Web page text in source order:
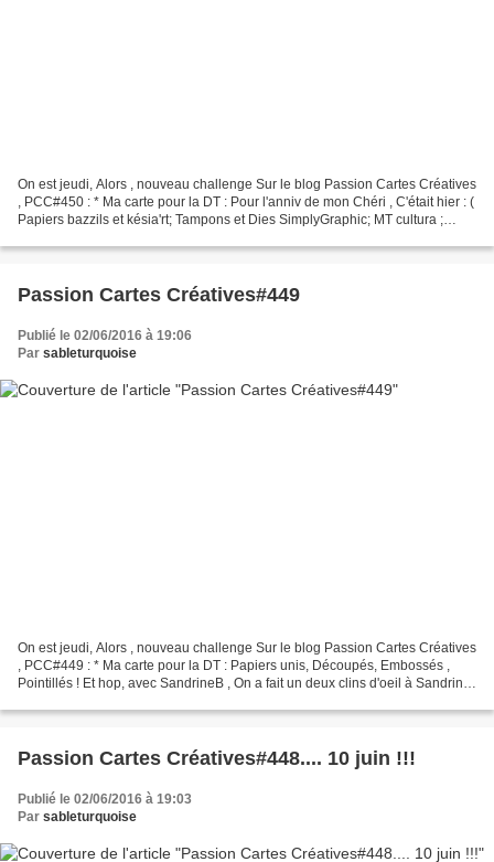
On est jeudi, Alors , nouveau challenge Sur le blog Passion Cartes Créatives
, PCC#450 : * Ma carte pour la DT : Pour l'anniv de mon Chéri , C'était hier : (
Papiers bazzils et késia'rt; Tampons et Dies SimplyGraphic; MT cultura ;
Passion Cartes Créatives#449
Publié le 02/06/2016 à 19:06
Par sableturquoise
On est jeudi, Alors , nouveau challenge Sur le blog Passion Cartes Créatives
, PCC#449 : * Ma carte pour la DT : Papiers unis, Découpés, Embossés ,
Pointillés ! Et hop, avec SandrineB , On a fait un deux clins d'oeil à Sandrine
Passion Cartes Créatives#448.... 10 juin !!!
Publié le 02/06/2016 à 19:03
Par sableturquoise